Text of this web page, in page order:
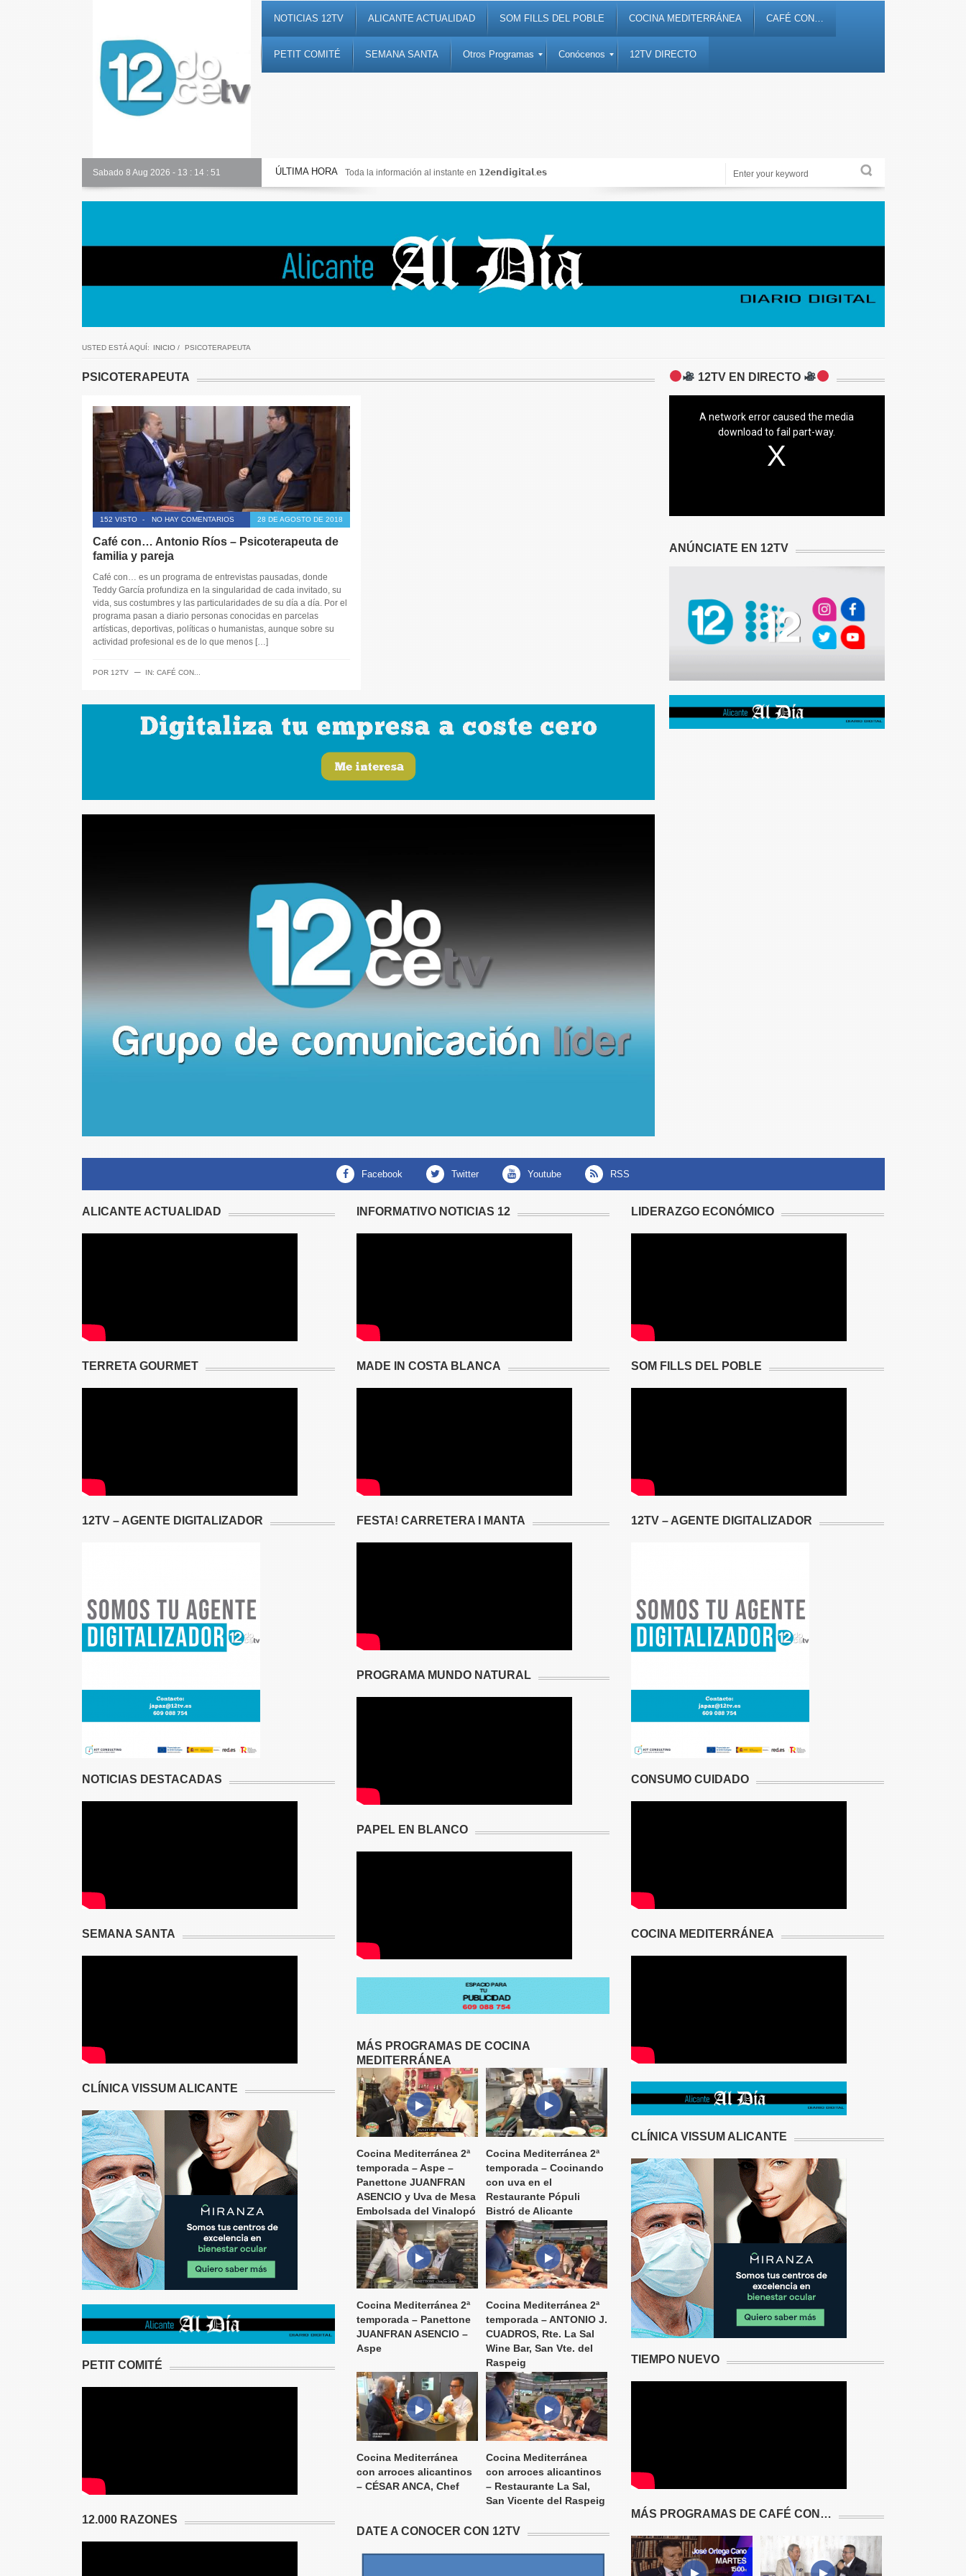
NOTICIAS 12TV ALICANTE ACTUALIDAD SOM FILLS DEL POBLE COCINA MEDITERRÁNEA CAFÉ CON…
PETIT COMITÉ SEMANA SANTA Otros Programas Conócenos 12TV DIRECTO
Sabado 8 Aug 2026 - 13 : 14 : 52 ÚLTIMA HORA
Alicante Actualidad Toda la información al instante en 𝟭𝟮𝗲𝗻𝗱𝗶𝗴𝗶𝘁𝗮𝗹.𝗲𝘀 Noticias, debates, fiestas, cultura, ocio y entretenimiento
USTED ESTÁ AQUÍ: INICIO/ PSICOTERAPEUTA
PSICOTERAPEUTA
152 VISTO - NO HAY COMENTARIOS 28 DE AGOSTO DE 2018
Café con… Antonio Ríos – Psicoterapeuta de
familia y pareja
Café con… es un programa de entrevistas pausadas, donde
Teddy García profundiza en la singularidad de cada invitado, su
vida, sus costumbres y las particularidades de su día a día. Por el
programa pasan a diario personas conocidas en parcelas
artísticas, deportivas, políticas o humanistas, aunque sobre su
actividad profesional es de lo que menos […]
POR 12TV ─ IN: CAFÉ CON...
12TV EN DIRECTO
A network error caused the media
download to fail part-way.
ANÚNCIATE EN 12TV
facebook twitter youtube RSS
ALICANTE ACTUALIDAD
TERRETA GOURMET
12TV – AGENTE DIGITALIZADOR
NOTICIAS DESTACADAS
SEMANA SANTA
CLÍNICA VISSUM ALICANTE
PETIT COMITÉ
12.000 RAZONES
INFORMATIVO NOTICIAS 12
MADE IN COSTA BLANCA
FESTA! CARRETERA I MANTA
PROGRAMA MUNDO NATURAL
PAPEL EN BLANCO
MÁS PROGRAMAS DE COCINA
MEDITERRÁNEA
Cocina Mediterránea 2ª
temporada – Aspe –
Panettone JUANFRAN
ASENCIO y Uva de Mesa
Embolsada del Vinalopó
Cocina Mediterránea 2ª
temporada – Cocinando
con uva en el
Restaurante Pópuli
Bistró de Alicante
Cocina Mediterránea 2ª
temporada – Panettone
JUANFRAN ASENCIO –
Aspe
Cocina Mediterránea 2ª
temporada – ANTONIO J.
CUADROS, Rte. La Sal
Wine Bar, San Vte. del
Raspeig
Cocina Mediterránea
con arroces alicantinos
– CÉSAR ANCA, Chef
Cocina Mediterránea
con arroces alicantinos
– Restaurante La Sal,
San Vicente del Raspeig
DATE A CONOCER CON 12TV
LIDERAZGO ECONÓMICO
SOM FILLS DEL POBLE
12TV – AGENTE DIGITALIZADOR
CONSUMO CUIDADO
COCINA MEDITERRÁNEA
CLÍNICA VISSUM ALICANTE
TIEMPO NUEVO
MÁS PROGRAMAS DE CAFÉ CON…